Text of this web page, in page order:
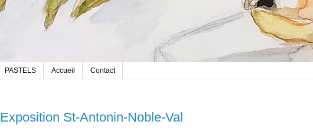
PASTELS Accueil Contact
Exposition St-Antonin-Noble-Val